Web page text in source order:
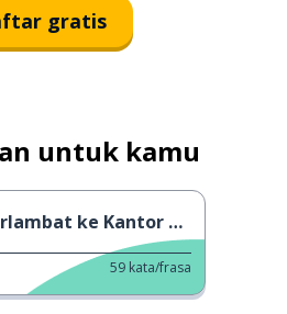
gratis
untuk kamu
ke Kantor Lagi?
59 kata/frasa